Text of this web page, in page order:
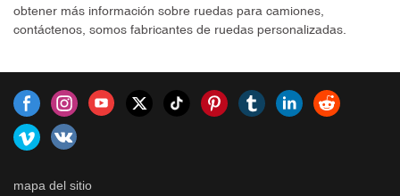
obtener más información sobre ruedas para camiones,
contáctenos, somos fabricantes de ruedas personalizadas.
mapa del sitio